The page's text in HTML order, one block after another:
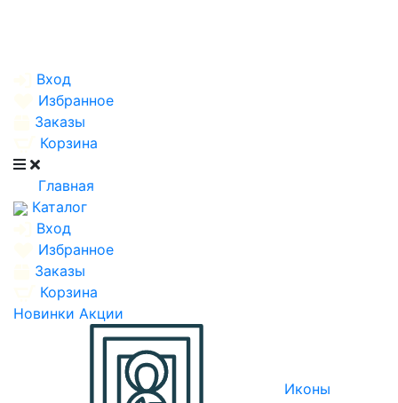
Вход
Избранное
Заказы
Корзина
Главная
Каталог
Вход
Избранное
Заказы
Корзина
Новинки Акции
Иконы